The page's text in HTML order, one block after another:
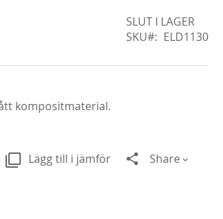
SLUT I LAGER
SKU
ELD1130
kompositmaterial.
Lägg till i jämför Share